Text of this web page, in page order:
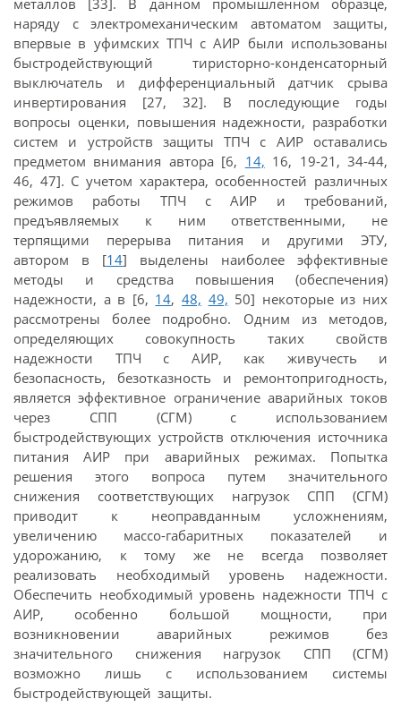
металлов [33]. В данном промышленном образце,
наряду с электромеханическим автоматом защиты,
впервые в уфимских ТПЧ с АИР были использованы
быстродействующий тиристорно-конденсаторный
выключатель и дифференциальный датчик срыва
инвертирования [27, 32]. В последующие годы
вопросы оценки, повышения надежности, разработки
систем и устройств защиты ТПЧ с АИР оставались
предметом внимания автора [6, 14, 16, 19-21, 34-44,
46, 47]. С учетом характера, особенностей различных
режимов работы ТПЧ с АИР и требований,
предъявляемых к ним ответственными, не
терпящими перерыва питания и другими ЭТУ,
автором в [14] выделены наиболее эффективные
методы и средства повышения (обеспечения)
надежности, а в [6, 14,48, 49, 50] некоторые из них
рассмотрены более подробно. Одним из методов,
определяющих совокупность таких свойств
надежности ТПЧ с АИР, как живучесть и
безопасность, безотказность и ремонтопригодность,
является эффективное ограничение аварийных токов
через СПП (СГМ) с использованием
быстродействующих устройств отключения источника
питания АИР при аварийных режимах. Попытка
решения этого вопроса путем значительного
снижения соответствующих нагрузок СПП (СГМ)
приводит к неоправданным усложнениям,
увеличению массо-габаритных показателей и
удорожанию, к тому же не всегда позволяет
реализовать необходимый уровень надежности.
Обеспечить необходимый уровень надежности ТПЧ с
АИР, особенно большой мощности, при
возникновении аварийных режимов без
значительного снижения нагрузок СПП (СГМ)
возможно лишь с использованием системы
быстродействующей защиты.